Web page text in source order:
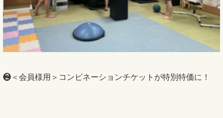
❷＜会員様用＞コンビネーションチケットが特別特価に！